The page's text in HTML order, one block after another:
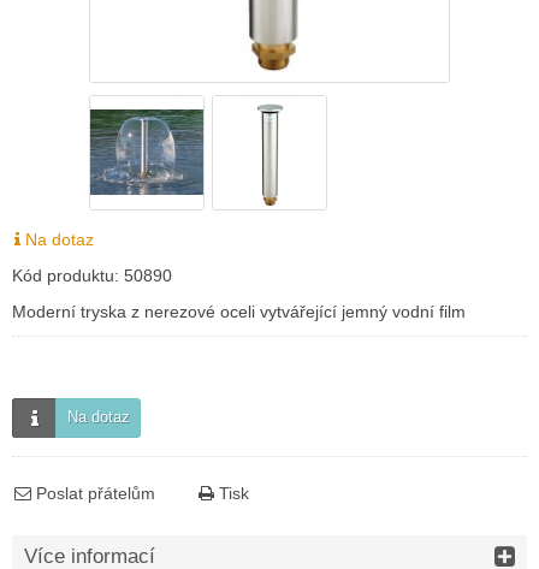
Na dotaz
Kód produktu: 50890
Moderní tryska z nerezové oceli vytvářející jemný vodní film
Na dotaz
Poslat přátelům Tisk
Více informací